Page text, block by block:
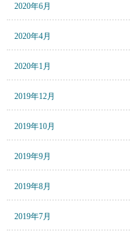
2020年6月
2020年4月
2020年1月
2019年12月
2019年10月
2019年9月
2019年8月
2019年7月